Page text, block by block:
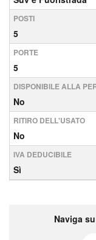
POSTI
5
PORTE
5
DISPONIBILE ALLA
No
RITIRO DELL'USATO
No
IVA DEDUCIBILE
Sì
Naviga